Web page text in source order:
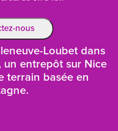
nous
Loubet dans
un entrepôt sur Nice
terrain basée en